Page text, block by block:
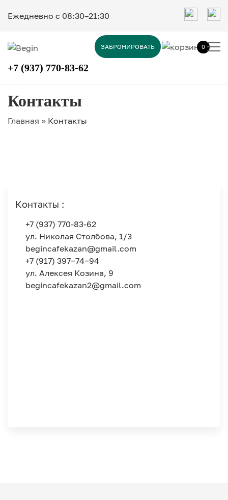
Ежедневно c 08:30–21:30
ЗАБРОНИРОВАТЬ 0
+7 (937) 770-83-62
Контакты
Главная » Контакты
Контакты :
+7 (937) 770-83-62
ул. Николая Столбова, 1/3
begincafekazan@gmail.com
+7 (917) 397‒74‒94
ул. Алексея Козина, 9
begincafekazan2@gmail.com